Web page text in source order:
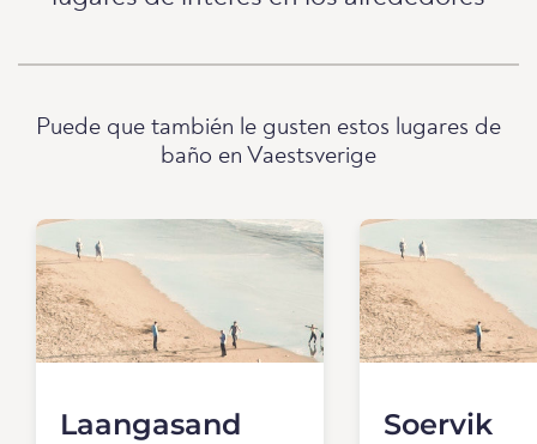
Puede que también le gusten estos lugares de
baño en Vaestsverige
Laangasand Soervik